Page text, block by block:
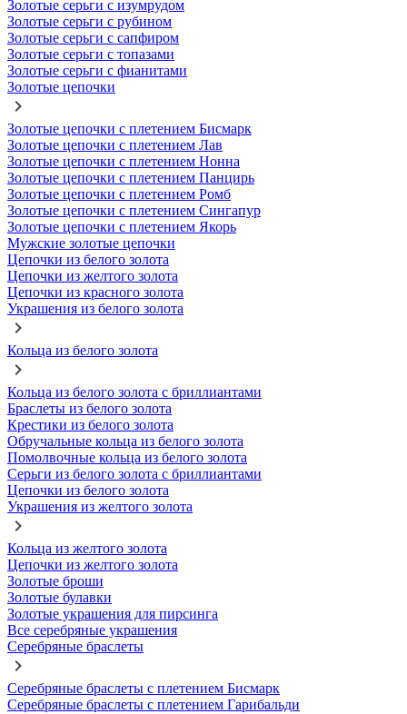
Золотые серьги с изумрудом
Золотые серьги с рубином
Золотые серьги с сапфиром
Золотые серьги с топазами
Золотые серьги с фианитами
Золотые цепочки
Золотые цепочки с плетением Бисмарк
Золотые цепочки с плетением Лав
Золотые цепочки с плетением Нонна
Золотые цепочки с плетением Панцирь
Золотые цепочки с плетением Ромб
Золотые цепочки с плетением Сингапур
Золотые цепочки с плетением Якорь
Мужские золотые цепочки
Цепочки из белого золота
Цепочки из желтого золота
Цепочки из красного золота
Украшения из белого золота
Кольца из белого золота
Кольца из белого золота с бриллиантами
Браслеты из белого золота
Крестики из белого золота
Обручальные кольца из белого золота
Помолвочные кольца из белого золота
Серьги из белого золота с бриллиантами
Цепочки из белого золота
Украшения из желтого золота
Кольца из желтого золота
Цепочки из желтого золота
Золотые броши
Золотые булавки
Золотые украшения для пирсинга
Все серебряные украшения
Серебряные браслеты
Серебряные браслеты с плетением Бисмарк
Серебряные браслеты с плетением Гарибальди